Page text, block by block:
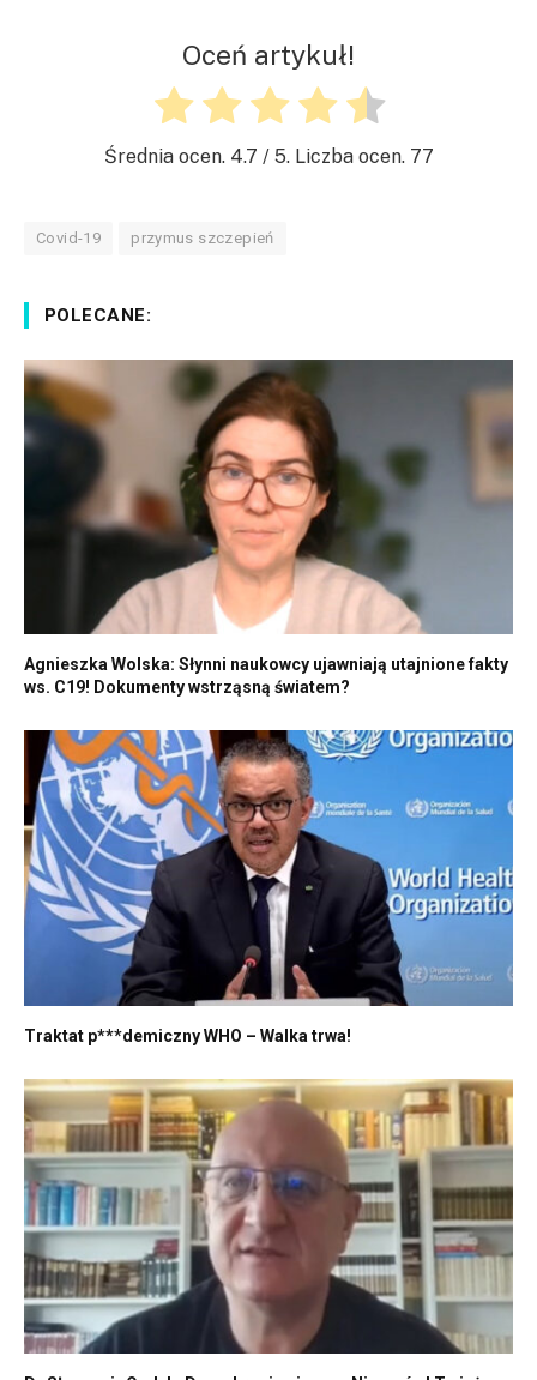
Oceń artykuł!
Średnia ocen. 4.7 / 5. Liczba ocen. 77
Covid-19 przymus szczepień
POLECANE:
Agnieszka Wolska: Słynni naukowcy ujawniają utajnione fakty
ws. C19! Dokumenty wstrząsną światem?
Traktat p***demiczny WHO – Walka trwa!